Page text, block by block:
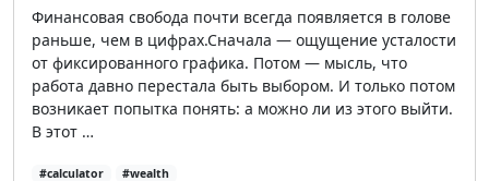
Финансовая свобода почти всегда появляется в голове
раньше, чем в цифрах.Сначала — ощущение усталости
от фиксированного графика. Потом — мысль, что
работа давно перестала быть выбором. И только потом
возникает попытка понять: а можно ли из этого выйти.
В этот …
#calculator #wealth